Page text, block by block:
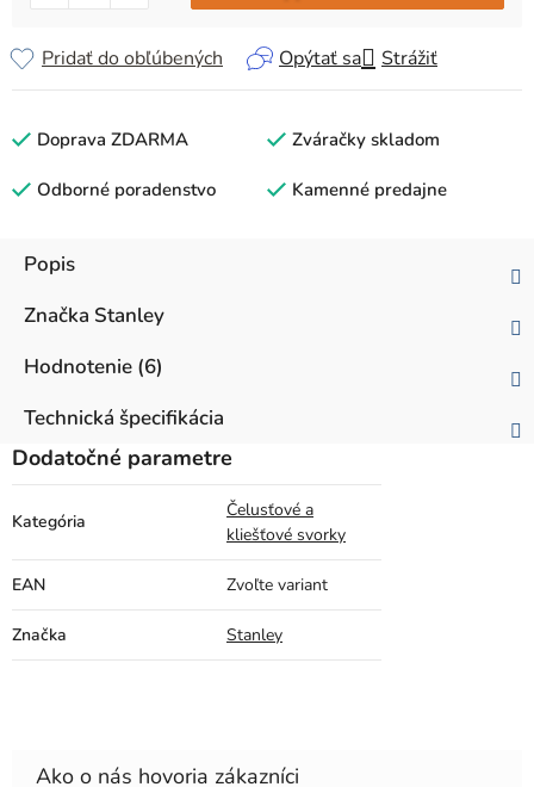
Opýtať sa Strážiť
Pridať do obľúbených
Doprava ZDARMA Zváračky skladom
Odborné poradenstvo Kamenné predajne
Popis
Značka Stanley
Hodnotenie (6)
Technická špecifikácia
Dodatočné parametre
Kategória
Čelusťové a
kliešťové svorky
EAN Zvoľte variant
Značka Stanley